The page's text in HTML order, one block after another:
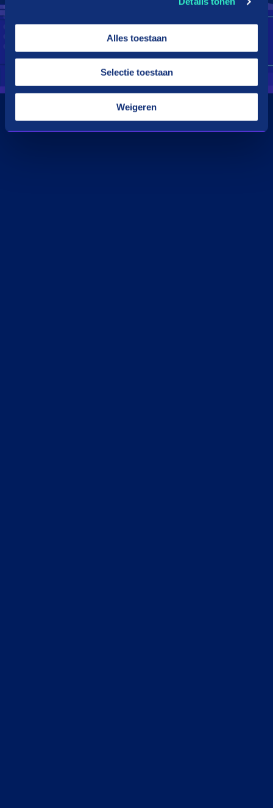
Alles toestaan
Selectie toestaan
Weigeren